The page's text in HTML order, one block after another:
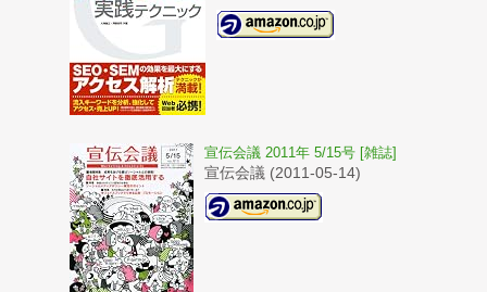
宣伝会議 2011年 5/15号 [雑誌]
宣伝会議 (2011-05-14)